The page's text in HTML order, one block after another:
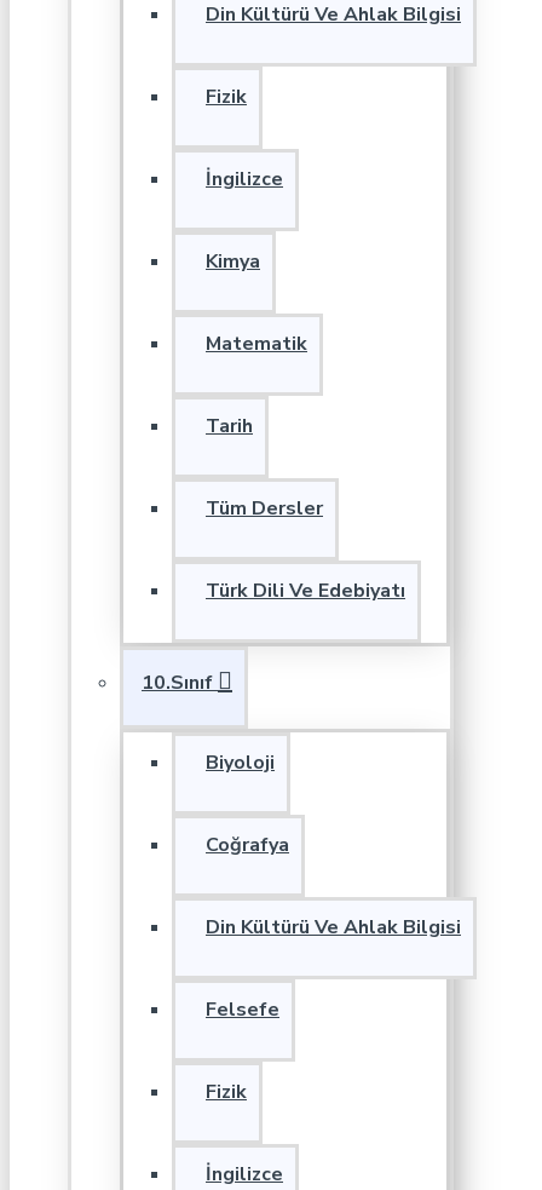
Din Kültürü Ve Ahlak Bilgisi
Fizik
İngilizce
Kimya
Matematik
Tarih
Tüm Dersler
Türk Dili Ve Edebiyatı
10.Sınıf
Biyoloji
Coğrafya
Din Kültürü Ve Ahlak Bilgisi
Felsefe
Fizik
İngilizce